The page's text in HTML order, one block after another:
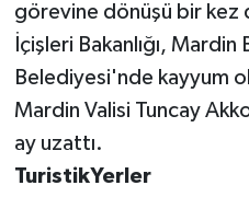
görevine dönüşü bir kez
İçişleri Bakanlığı, Mardin
Belediyesi'nde kayyum
Mardin Valisi Tuncay
ay uzattı.
TuristikYerler